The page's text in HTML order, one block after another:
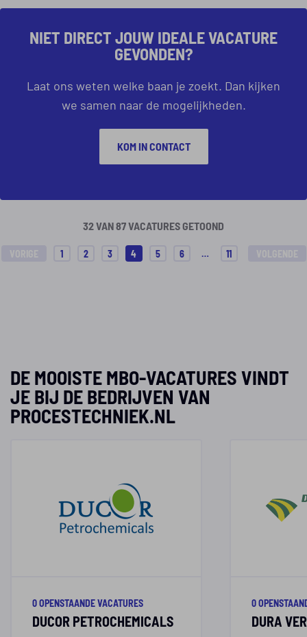
NIET DIRECT JOUW IDEALE VACATURE
GEVONDEN?
Laat ons weten welke baan je zoekt. Dan kijken
we samen naar de mogelijkheden.
KOM IN CONTACT
32 VAN 87 VACATURES GETOOND
1 2 3 4 5 6 … 11
DE MOOISTE MBO-VACATURES VINDT
JE BIJ DE BEDRIJVEN VAN
PROCESTECHNIEK.NL
0 OPENSTAANDE VACATURES
DUCOR PETROCHEMICALS
0
DURA